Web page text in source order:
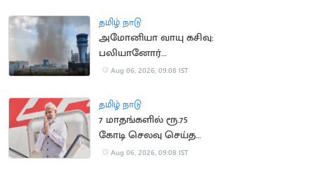
தமிழ் நாடு
அமோனியா வாயு கசிவு:
பலியானோர்
குடும்பங்களுக்கு ரூ.10
Aug 06, 2026, 09:08 IST
தமிழ் நாடு
7 மாதங்களில் ரூ.75
கோடி செலவு செய்த
பிரதமர் மோடி
Aug 06, 2026, 09:08 IST